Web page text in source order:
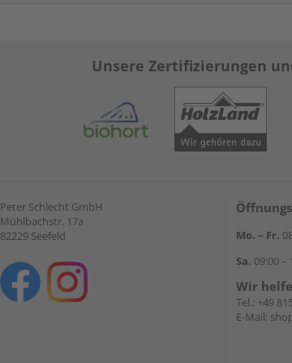
Unsere Zertifizierungen
Peter Schlecht GmbH
Mühlbachstr. 17a
82229 Seefeld
Mo. – Fr.
Sa. 09:00 –
Wir
Tel.: +49
E-Mail: